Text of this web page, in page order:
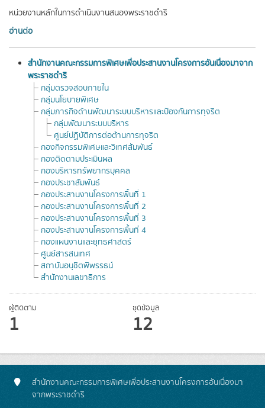
หน่วยงานหลักในการดำเนินงานสนองพระราชดำริ
อ่านต่อ
สำนักงานคณะกรรมการพิเศษเพื่อประสานงานโครงการอันเนื่องมาจาก
พระราชดำริ
กลุ่มตรวจสอบภายใน
กลุ่มนโยบายพิเศษ
กลุ่มภารกิจด้านพัฒนาระบบบริหารและป้องกันการทุจริต
กลุ่มพัฒนาระบบบริหาร
ศูนย์ปฏิบัติการต่อต้านการทุจริต
กองกิจกรรมพิเศษและวิเทศสัมพันธ์
กองติดตามประเมินผล
กองบริหารทรัพยากรบุคคล
กองประชาสัมพันธ์
กองประสานงานโครงการพื้นที่ 1
กองประสานงานโครงการพื้นที่ 2
กองประสานงานโครงการพื้นที่ 3
กองประสานงานโครงการพื้นที่ 4
กองแผนงานและยุทธศาสตร์
ศูนย์สารสนเทศ
สถาบันอนุชิตพิพรรธน์
สำนักงานเลขาธิการ
ผู้ติดตาม
1
ชุดข้อมูล
12
สำนักงานคณะกรรมการพิเศษเพื่อประสานงานโครงการอันเนื่องมา
จากพระราชดำริ